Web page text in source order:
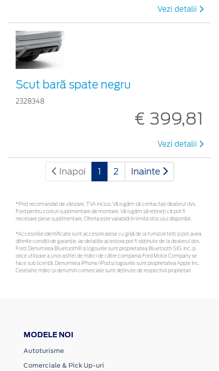
Vezi detalii
Scut bară spate negru
2328348
€ 399,81
Vezi detalii
Inapoi 1 2 Inainte
*Preţ recomandat de vânzare, TVA inclus. Vă rugăm să contactaţi dealerul dvs.
Ford pentru costuri suplimentare de montare. Vă rugăm să rețineți că pot fi
necesare piese suplimentare. Oferta este valabilă în limita stocului disponibil.
*Accesoriile identificate sunt accesorii alese cu grijă de la furnizori terți și pot avea
diferite condiții de garanție, iar detaliile acestora pot fi obținute de la dealerul dvs.
Ford. Denumirea Bluetooth® și logourile sunt proprietatea Bluetooth SIG, Inc. și
orice utilizare a unor astfel de mărci de către compania Ford Motor Company se
face sub licență. Denumirea iPhone/iPod și logourile sunt proprietatea Apple Inc.
Celelalte mărci și denumiri comerciale sunt deținute de respectivii proprietari
MODELE NOI
Autoturisme
Comerciale & Pick Up-uri